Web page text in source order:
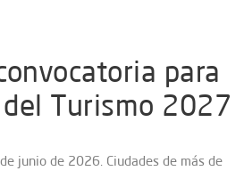
para
Turismo 2027
junio de 2026. Ciudades de más de